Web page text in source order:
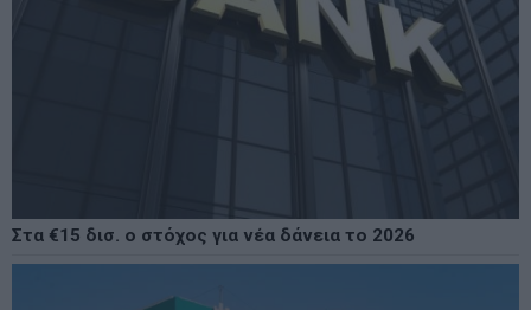
Στα €15 δισ. ο στόχος για νέα δάνεια το 2026